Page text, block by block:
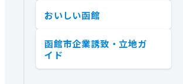
おいしい函館
函館市企業誘致・立地ガ
イド